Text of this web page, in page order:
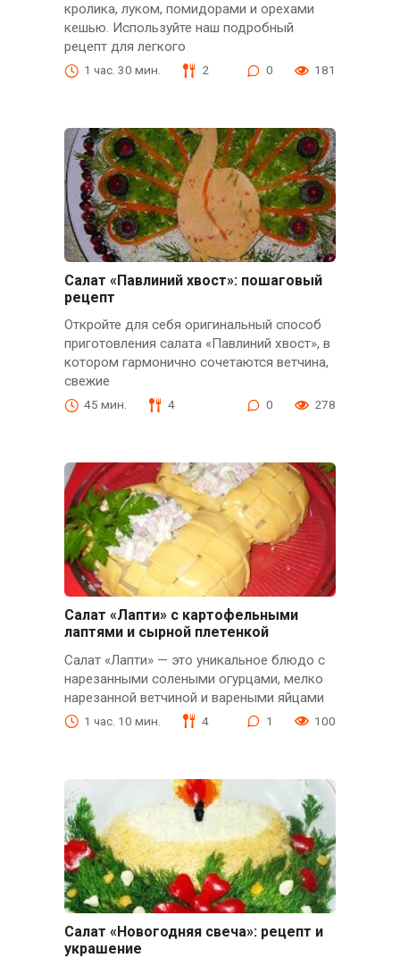
кролика, луком, помидорами и орехами
кешью. Используйте наш подробный
рецепт для легкого
1 час. 30 мин. 2 0 181
Салат «Павлиний хвост»: пошаговый
рецепт
Откройте для себя оригинальный способ
приготовления салата «Павлиний хвост», в
котором гармонично сочетаются ветчина,
свежие
45 мин. 4 0 278
Салат «Лапти» с картофельными
лаптями и сырной плетенкой
Салат «Лапти» — это уникальное блюдо с
нарезанными солеными огурцами, мелко
нарезанной ветчиной и вареными яйцами
1 час. 10 мин. 4 1 100
Салат «Новогодняя свеча»: рецепт и
украшение